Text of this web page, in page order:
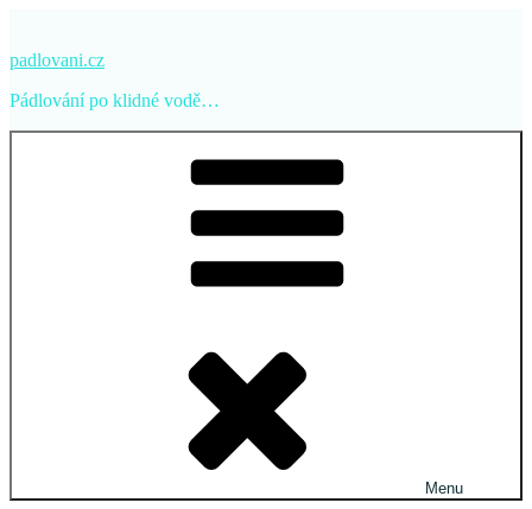
obsahu
padlovani.cz
Pádlování po klidné vodě…
Menu